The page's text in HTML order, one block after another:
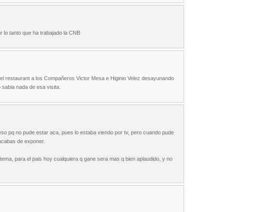
lo tanto que ha trabajado la CNB
restaurant a los Compañeros Victor Mesa e Higinio Velez desayunando
nada de esa visita.
pq no pude estar aca, pues lo estaba viendo por tv, pero cuando pude
de exponer.
para el pais hoy cualquiera q gane sera mas q bien aplaudido, y no